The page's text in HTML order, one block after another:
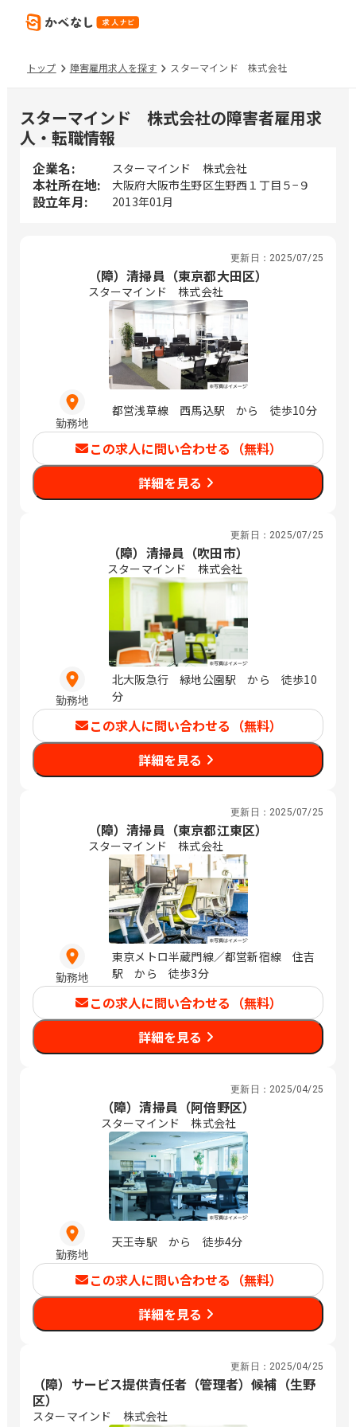
トップ 障害雇用求人を探す スターマインド 株式会社
スターマインド 株式会社の障害者雇用求
人・転職情報
企業名: スターマインド 株式会社
本社所在地: 大阪府大阪市生野区生野西１丁目５−９
設立年月: 2013年01月
更新日： 2025/07/25
（障）清掃員（東京都大田区）
スターマインド 株式会社
勤務地
都営浅草線 西馬込駅 から 徒歩10分
この求人に問い合わせる（無料）
詳細を見る
更新日： 2025/07/25
（障）清掃員（吹田市）
スターマインド 株式会社
勤務地
北大阪急行 緑地公園駅 から 徒歩10
分
この求人に問い合わせる（無料）
詳細を見る
更新日： 2025/07/25
（障）清掃員（東京都江東区）
スターマインド 株式会社
勤務地
東京メトロ半蔵門線／都営新宿線 住吉
駅 から 徒歩3分
この求人に問い合わせる（無料）
詳細を見る
更新日： 2025/04/25
（障）清掃員（阿倍野区）
スターマインド 株式会社
勤務地
天王寺駅 から 徒歩4分
この求人に問い合わせる（無料）
詳細を見る
更新日： 2025/04/25
（障）サービス提供責任者（管理者）候補（生野
区）
スターマインド 株式会社